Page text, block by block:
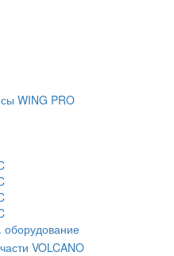
WING PRO
оборудование
VOLCANO